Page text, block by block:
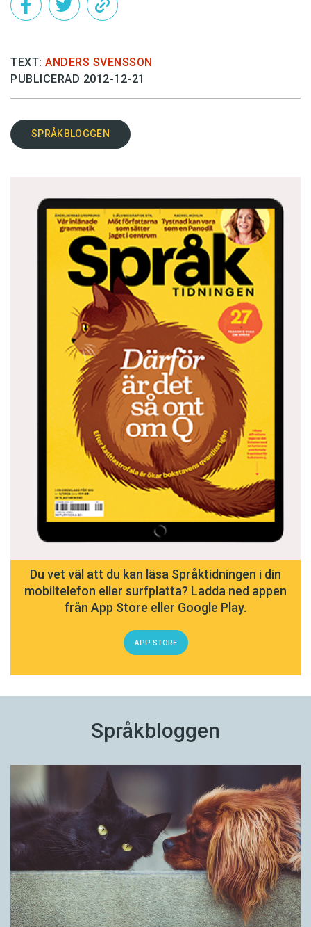
TEXT: ANDERS SVENSSON
PUBLICERAD 2012-12-21
SPRÅKBLOGGEN
Du vet väl att du kan läsa Språktidningen i din
mobiltelefon eller surfplatta? Ladda ned appen
från App Store eller Google Play.
APP STORE
Språkbloggen